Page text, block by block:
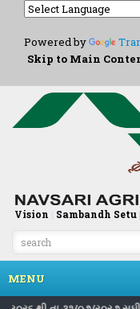
Powered by
Skip to Main
Vision | Sambandh Setu |
MENU